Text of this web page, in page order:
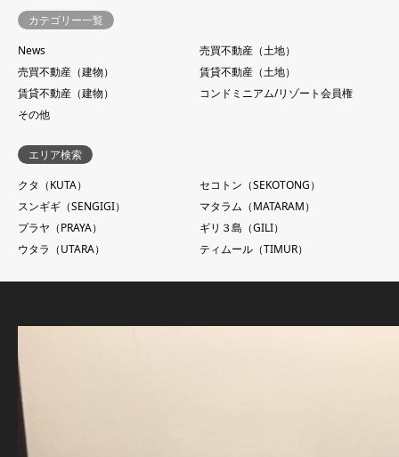
カテゴリー一覧
News
売買不動産（土地）
売買不動産（建物）
賃貸不動産（土地）
賃貸不動産（建物）
コンドミニアム/リゾート会員権
その他
エリア検索
クタ（KUTA）
セコトン（SEKOTONG）
スンギギ（SENGIGI）
マタラム（MATARAM）
プラヤ（PRAYA）
ギリ３島（GILI）
ウタラ（UTARA）
ティムール（TIMUR）